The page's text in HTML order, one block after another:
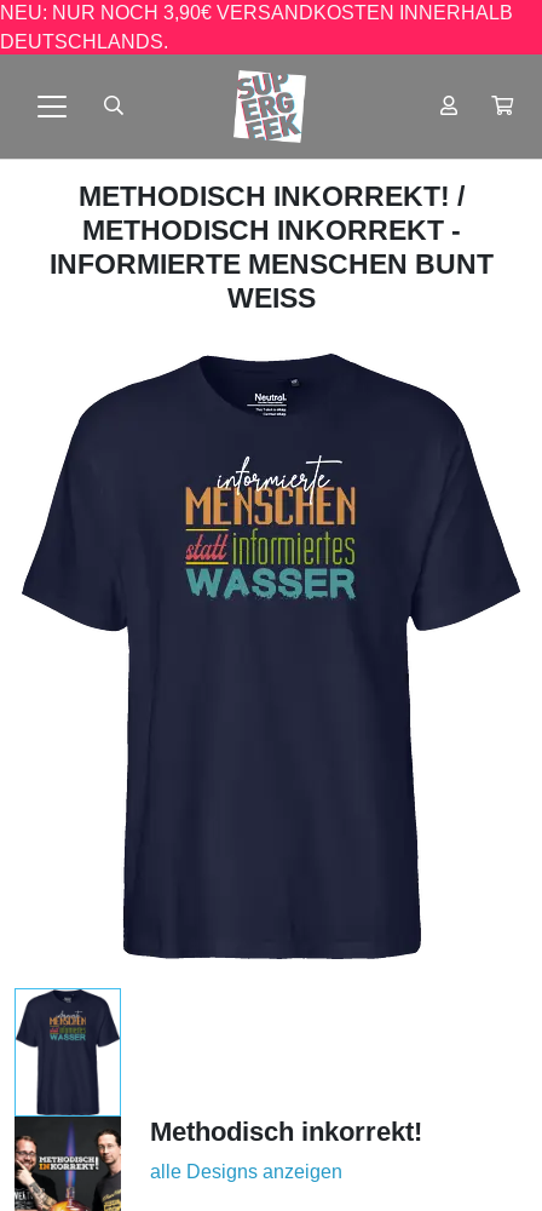
NEU: NUR NOCH 3,90€ VERSANDKOSTEN INNERHALB
DEUTSCHLANDS.
METHODISCH INKORREKT! /
METHODISCH INKORREKT -
INFORMIERTE MENSCHEN BUNT
WEISS
Methodisch inkorrekt!
alle Designs anzeigen